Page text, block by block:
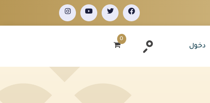
دخول
0